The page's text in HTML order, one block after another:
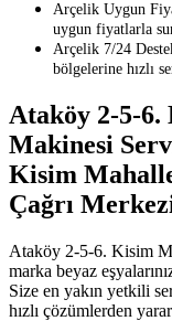
Arçelik Uygun
uygun fiyatlarla
Arçelik 7/24
bölgelerine hızlı
Ataköy 2-5-6.
Makinesi
Kisim
Çağrı
Ataköy 2-5-6. Kisim
marka beyaz
Size en yakın yetkili
hızlı çözümlerden